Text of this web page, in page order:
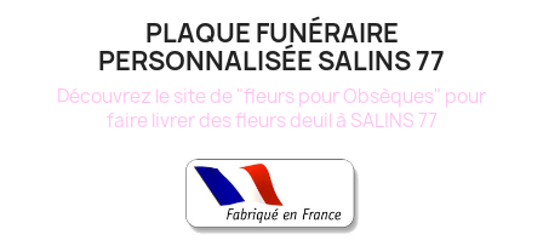
PLAQUE FUNÉRAIRE
PERSONNALISÉE SALINS 77
Découvrez le site de "fleurs pour Obsèques" pour
faire livrer des fleurs deuil à SALINS 77